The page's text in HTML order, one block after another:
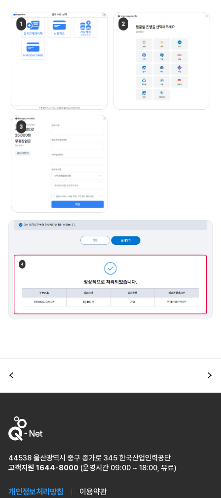
44538 울산광역시 중구 종가로 345 한국산업인력공단
고객지원 1644-8000 (운영시간 09:00 ~ 18:00, 유료)
개인정보처리방침 이용약관